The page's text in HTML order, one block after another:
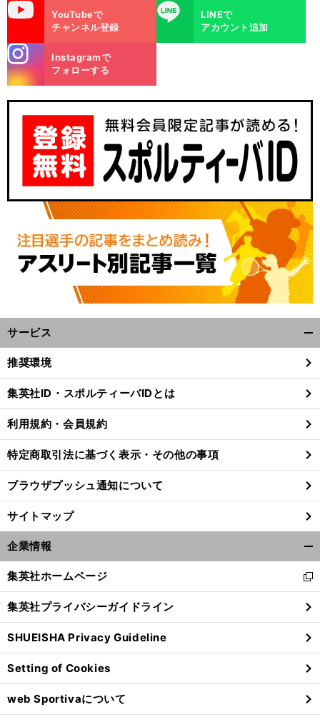
YouTubeで
チャンネル登録
LINE
LINEで
アカウント追加
m
Instagramで
フォローする
サービス
閉
る
推奨環境
集英社ID・スポルティーバIDとは
利用規約・会員規約
特定商取引法に基づく表示・その他の事項
ブラウザプッシュ通知について
サイトマップ
企業情報
閉
る
集英社ホームページ
新
し
い
ウ
ィ
ン
ド
ウ
で
開
集英社プライバシーガイドライン
SHUEISHA Privacy Guideline
Setting of Cookies
web Sportivaについて